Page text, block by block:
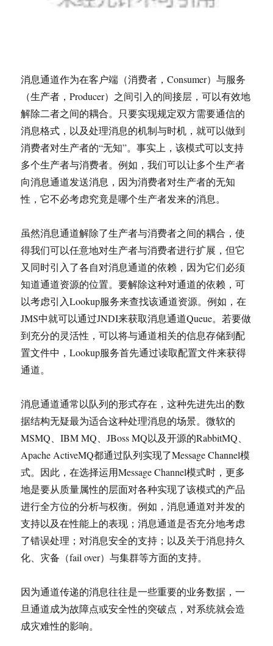
消息通道作为在客户端（消费者，Consumer）与服务
（生产者，Producer）之间引入的间接层，可以有效地
解除二者之间的耦合。只要实现规定双方需要通信的
消息格式，以及处理消息的机制与时机，就可以做到
消费者对生产者的“无知”。事实上，该模式可以支持
多个生产者与消费者。例如，我们可以让多个生产者
向消息通道发送消息，因为消费者对生产者的无知
性，它不必考虑究竟是哪个生产者发来的消息。
虽然消息通道解除了生产者与消费者之间的耦合，使
得我们可以任意地对生产者与消费者进行扩展，但它
又同时引入了各自对消息通道的依赖，因为它们必须
知道通道资源的位置。要解除这种对通道的依赖，可
以考虑引入Lookup服务来查找该通道资源。例如，在
JMS中就可以通过JNDI来获取消息通道Queue。若要做
到充分的灵活性，可以将与通道相关的信息存储到配
置文件中，Lookup服务首先通过读取配置文件来获得
通道。
消息通道通常以队列的形式存在，这种先进先出的数
据结构无疑最为适合这种处理消息的场景。微软的
MSMQ、IBM MQ、JBoss MQ以及开源的RabbitMQ、
Apache ActiveMQ都通过队列实现了Message Channel模
式。因此，在选择运用Message Channel模式时，更多
地是要从质量属性的层面对各种实现了该模式的产品
进行全方位的分析与权衡。例如，消息通道对并发的
支持以及在性能上的表现；消息通道是否充分地考虑
了错误处理；对消息安全的支持；以及关于消息持久
化、灾备（fail over）与集群等方面的支持。
因为通道传递的消息往往是一些重要的业务数据，一
旦通道成为故障点或安全性的突破点，对系统就会造
成灾难性的影响。